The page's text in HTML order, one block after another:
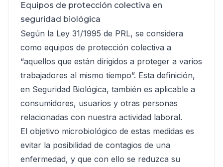
Equipos de protección colectiva en
seguridad biológica
Según la Ley 31/1995 de PRL, se considera
como equipos de protección colectiva a
“aquellos que están dirigidos a proteger a varios
trabajadores al mismo tiempo”. Esta definición,
en Seguridad Biológica, también es aplicable a
consumidores, usuarios y otras personas
relacionadas con nuestra actividad laboral.
El objetivo microbiológico de estas medidas es
evitar la posibilidad de contagios de una
enfermedad, y que con ello se reduzca su